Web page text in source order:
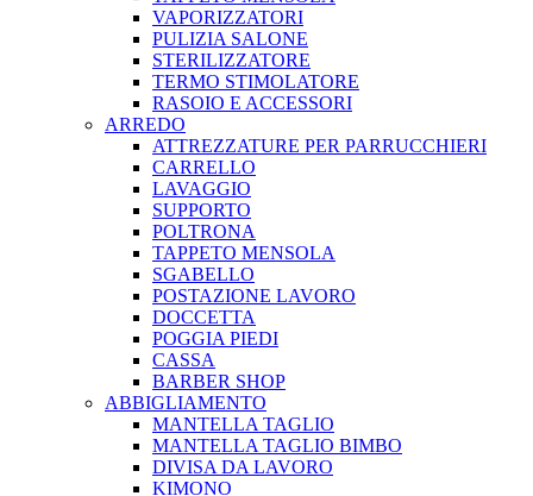
VAPORIZZATORI
PULIZIA SALONE
STERILIZZATORE
TERMO STIMOLATORE
RASOIO E ACCESSORI
ARREDO
ATTREZZATURE PER PARRUCCHIERI
CARRELLO
LAVAGGIO
SUPPORTO
POLTRONA
TAPPETO MENSOLA
SGABELLO
POSTAZIONE LAVORO
DOCCETTA
POGGIA PIEDI
CASSA
BARBER SHOP
ABBIGLIAMENTO
MANTELLA TAGLIO
MANTELLA TAGLIO BIMBO
DIVISA DA LAVORO
KIMONO